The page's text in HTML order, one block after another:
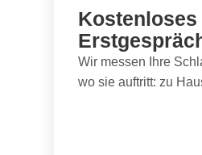
Kostenloses
Wir messen Ihre
wo sie auftritt: zu